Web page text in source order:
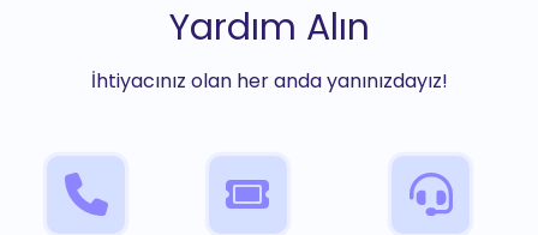
Yardım Alın
İhtiyacınız olan her anda yanınızdayız!